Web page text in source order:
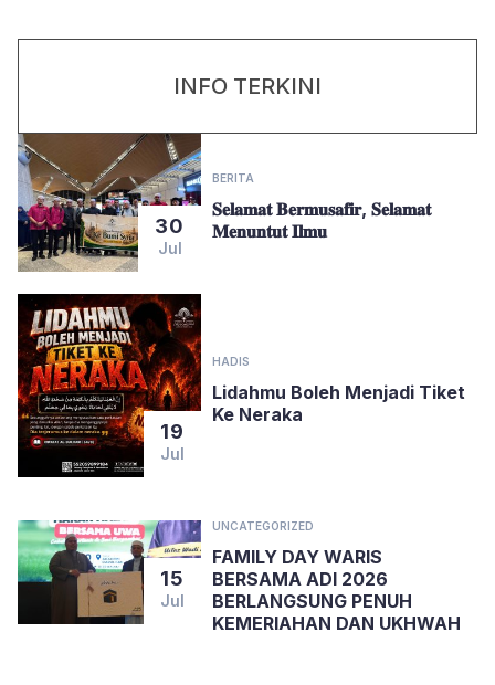
INFO TERKINI
30
Jul
BERITA
𝐒𝐞𝐥𝐚𝐦𝐚𝐭 𝐁𝐞𝐫𝐦𝐮𝐬𝐚𝐟𝐢𝐫, 𝐒𝐞𝐥𝐚𝐦𝐚𝐭
𝐌𝐞𝐧𝐮𝐧𝐭𝐮𝐭 𝐈𝐥𝐦𝐮
19
Jul
HADIS
Lidahmu Boleh Menjadi Tiket
Ke Neraka
15
Jul
UNCATEGORIZED
FAMILY DAY WARIS
BERSAMA ADI 2026
BERLANGSUNG PENUH
KEMERIAHAN DAN UKHWAH